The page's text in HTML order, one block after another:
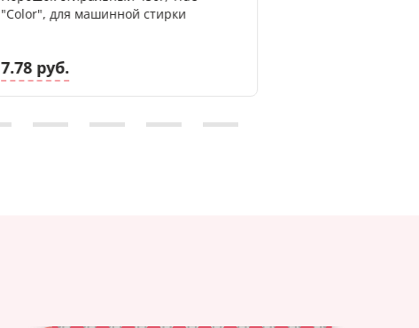
"Color", для машинной стирки
7.78 руб.